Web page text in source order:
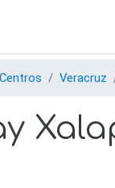
Centros Veracruz